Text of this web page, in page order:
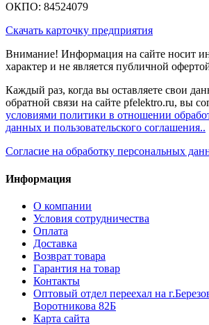
ОКПО: 84524079
Скачать карточку предприятия
Внимание! Информация на сайте носит
характер и не является публичной
Каждый раз, когда вы оставляете свои
обратной связи на сайте pfelektro.ru, вы
условиями политики в отношении
данных и пользовательского соглашения..
Согласие на обработку персональных
Информация
О компании
Условия сотрудничества
Оплата
Доставка
Возврат товара
Гарантия на товар
Контакты
Оптовый отдел переехал на
Воротникова 82Б
Карта сайта